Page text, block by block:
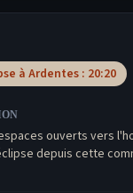
à Ardentes : 20:20
ouverts vers
depuis cette